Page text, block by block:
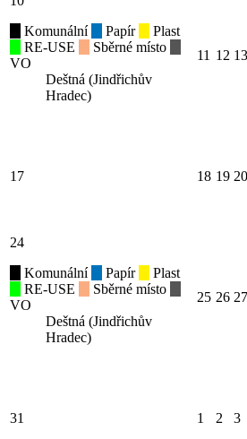
Komunální
Papír
Plast
RE-USE
Sběrné místo
VO
Deštná (Jindřichův
Hradec)
11 12 13
17 18 19 20
24
Komunální
Papír
Plast
RE-USE
Sběrné místo
VO
Deštná (Jindřichův
Hradec)
25 26 27
31 1 2 3